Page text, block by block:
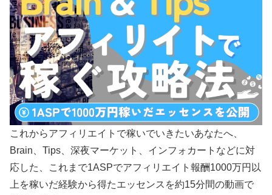
これからアフィリエイトで稼いでいきたいあなたへ、
Brain、Tips、深夜マーケット、インフォカートなどに対
応した、これまで1ASPでアフィリエイト報酬1000万円以
上を稼いだ経験から得たエッセンスを約15分間の動画で